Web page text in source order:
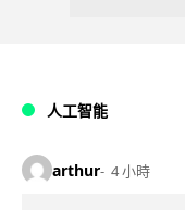
人工智能
arthur 4 小時